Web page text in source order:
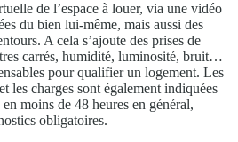
de l’espace à louer, via une vidéo
du bien lui-même, mais aussi des
A cela s’ajoute des prises de
carrés, humidité, luminosité, bruit…
pour qualifier un logement. Les
les charges sont également indiquées
moins de 48 heures en général,
obligatoires.